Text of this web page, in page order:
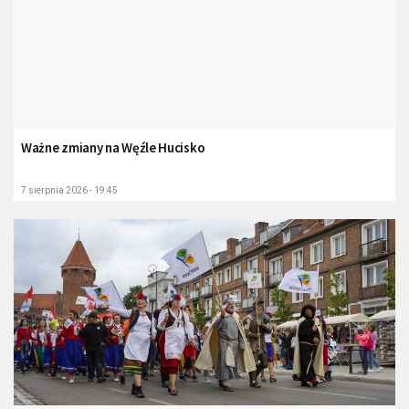
Ważne zmiany na Węźle Hucisko
7 sierpnia 2026 - 19:45